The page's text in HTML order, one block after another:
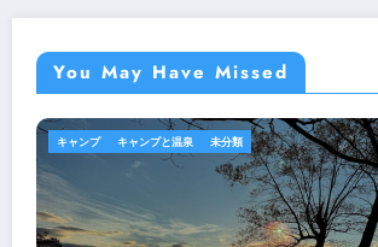
You May Have Missed
キャンプ キャンプと温泉 未分類